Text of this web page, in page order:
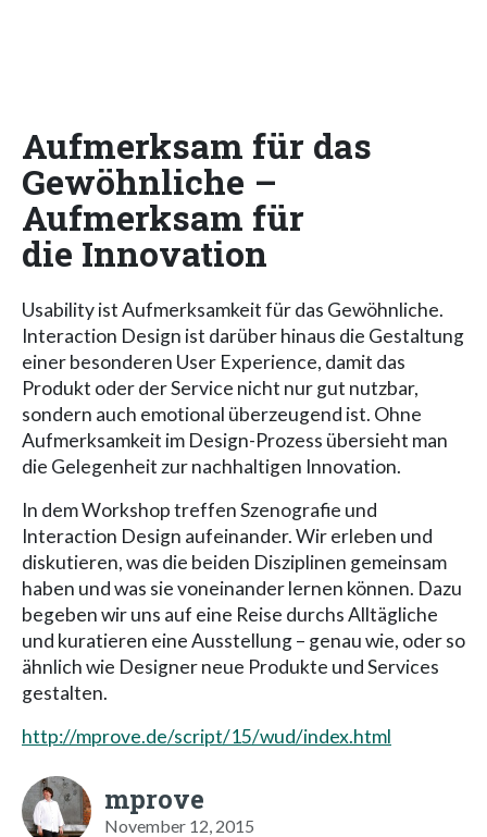
Aufmerksam für das
Gewöhnliche –
Aufmerksam für
die Innovation
Usability ist Aufmerksamkeit für das Gewöhnliche.
Interaction Design ist darüber hinaus die Gestaltung
einer besonderen User Experience, damit das
Produkt oder der Service nicht nur gut nutzbar,
sondern auch emotional überzeugend ist. Ohne
Aufmerksamkeit im Design-Prozess übersieht man
die Gelegenheit zur nachhaltigen Innovation.
In dem Workshop treffen Szenografie und
Interaction Design aufeinander. Wir erleben und
diskutieren, was die beiden Disziplinen gemeinsam
haben und was sie voneinander lernen können. Dazu
begeben wir uns auf eine Reise durchs Alltägliche
und kuratieren eine Ausstellung – genau wie, oder so
ähnlich wie Designer neue Produkte und Services
gestalten.
http://mprove.de/script/15/wud/index.html
mprove
November 12, 2015